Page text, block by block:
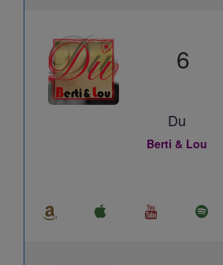
6
Du
Berti & Lou